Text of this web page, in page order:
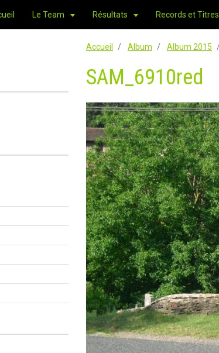
Le Team Résultats Records et Titres
Accueil Album Album 2015
SAM_6910red